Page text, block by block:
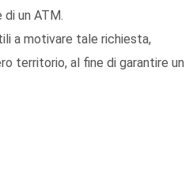
un ATM.
a motivare tale richiesta,
territorio, al fine di garantire un